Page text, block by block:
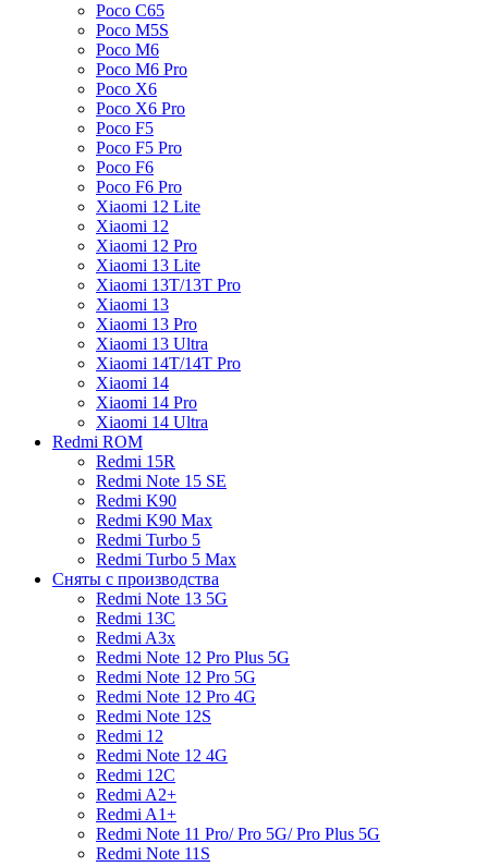
Poco C65
Poco M5S
Poco M6
Poco M6 Pro
Poco X6
Poco X6 Pro
Poco F5
Poco F5 Pro
Poco F6
Poco F6 Pro
Xiaomi 12 Lite
Xiaomi 12
Xiaomi 12 Pro
Xiaomi 13 Lite
Xiaomi 13T/13T Pro
Xiaomi 13
Xiaomi 13 Pro
Xiaomi 13 Ultra
Xiaomi 14T/14T Pro
Xiaomi 14
Xiaomi 14 Pro
Xiaomi 14 Ultra
Redmi ROM
Redmi 15R
Redmi Note 15 SE
Redmi K90
Redmi K90 Max
Redmi Turbo 5
Redmi Turbo 5 Max
Сняты с производства
Redmi Note 13 5G
Redmi 13C
Redmi A3x
Redmi Note 12 Pro Plus 5G
Redmi Note 12 Pro 5G
Redmi Note 12 Pro 4G
Redmi Note 12S
Redmi 12
Redmi Note 12 4G
Redmi 12C
Redmi A2+
Redmi A1+
Redmi Note 11 Pro/ Pro 5G/ Pro Plus 5G
Redmi Note 11S